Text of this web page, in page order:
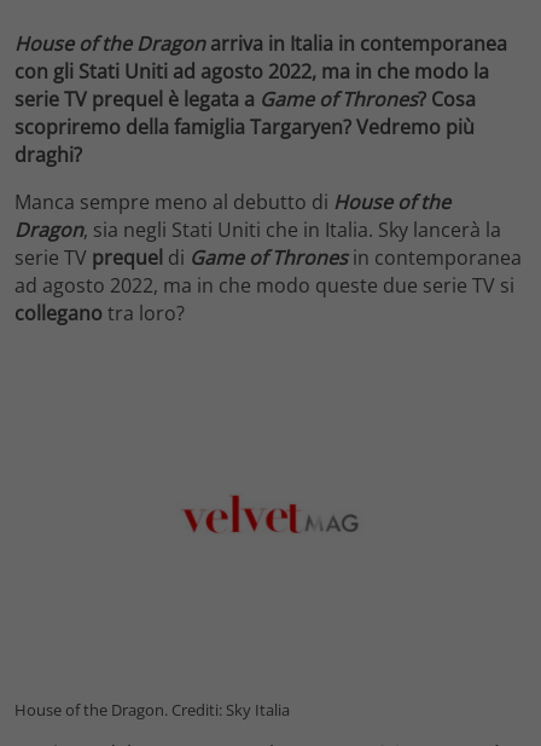
House of the Dragonarriva in Italia in contemporanea
con gli Stati Uniti ad agosto 2022, ma in che modo la
serie TV prequel è legata a Game of Thrones? Cosa
scopriremo della famiglia Targaryen? Vedremo più
draghi?
Manca sempre meno al debutto di House of the
Dragon, sia negli Stati Uniti che in Italia. Sky lancerà la
serie TV prequel di Game of Thronesin contemporanea
ad agosto 2022, ma in che modo queste due serie TV si
colleganotra loro?
House of the Dragon. Crediti: Sky Italia